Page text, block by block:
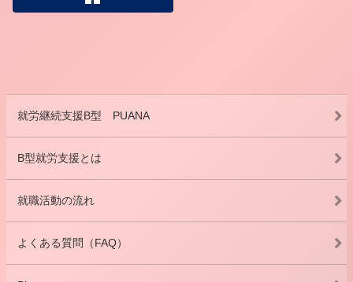
就労継続支援B型 PUANA
B型就労支援とは
就職活動の流れ
よくある質問（FAQ）